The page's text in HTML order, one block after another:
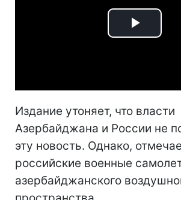
Play
Издание утоняет, что власти
Азербайджана и России не
эту новость. Однако,
российские военные
азербайджанского